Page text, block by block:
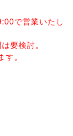
で営業いたし
要検討。
す。